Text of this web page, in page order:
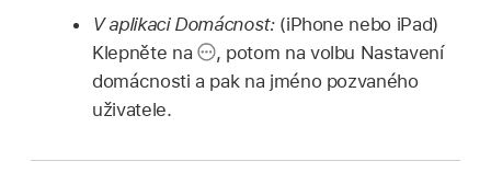
V aplikaci Domácnost: (iPhone nebo iPad)
Klepněte na
, potom na volbu Nastavení
domácnosti a pak na jméno pozvaného
uživatele.